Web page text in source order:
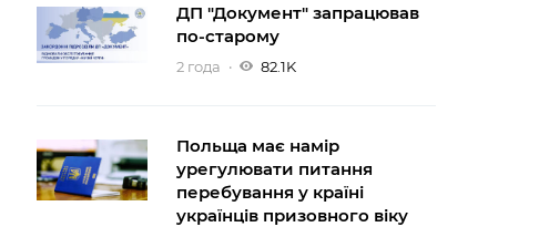
ДП "Документ" запрацював
по-старому
2 года 82.1K
Польща має намір
урегулювати питання
перебування у країні
українців призовного віку